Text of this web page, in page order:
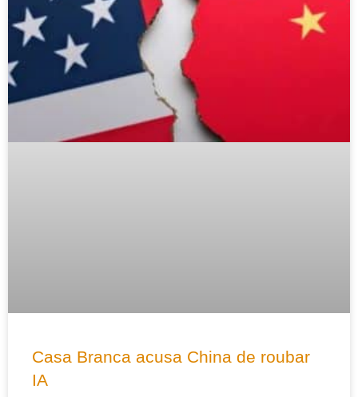
Casa Branca acusa China de roubar
IA